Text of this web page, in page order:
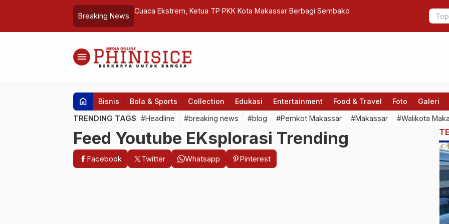
Breaking News
Cuaca Ekstrem, Ketua TP PKK Kota Makassar Berbagi Sembako
PLN
Bersih
menu
home Bisnis Bola & Sports Collection Edukasi Entertainment Food & Travel Foto Galeri
TRENDING TAGS #Headline #breaking news #blog #Pemkot Makassar #Makassar #Walikota
Feed Youtube EKsplorasi Trending
Facebook Twitter Whatsapp Pinterest